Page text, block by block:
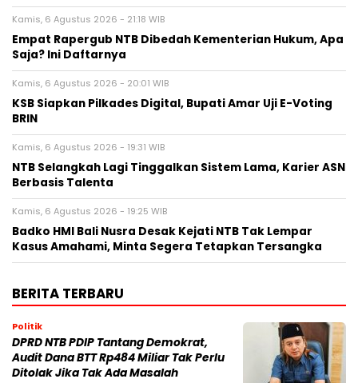
Kamis, 6 Agustus 2026 - 21:18 WIB
Empat Rapergub NTB Dibedah Kementerian Hukum, Apa
Saja? Ini Daftarnya
Kamis, 6 Agustus 2026 - 20:01 WIB
KSB Siapkan Pilkades Digital, Bupati Amar Uji E-Voting
BRIN
Kamis, 6 Agustus 2026 - 19:31 WIB
NTB Selangkah Lagi Tinggalkan Sistem Lama, Karier ASN
Berbasis Talenta
Kamis, 6 Agustus 2026 - 19:25 WIB
Badko HMI Bali Nusra Desak Kejati NTB Tak Lempar
Kasus Amahami, Minta Segera Tetapkan Tersangka
BERITA TERBARU
Politik
DPRD NTB PDIP Tantang Demokrat,
Audit Dana BTT Rp484 Miliar Tak Perlu
Ditolak Jika Tak Ada Masalah